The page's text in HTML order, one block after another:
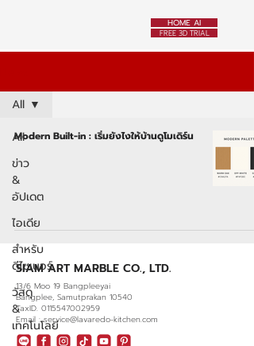
HOME AI
FREE 3D TRIAL
All
ข่าว
&
อัปเดต
ไอเดีย
สำหรับ
ดีไซเนอร์
วัสดุ
&
เทคโนโลยี
All
Modern Built-in : เริ่มยังไงให้บ้านดูโมเดิร์น
SIAM ART MARBLE CO., LTD.
13/6 Moo 19 Bangpleeyai
Bangplee, Samutprakan 10540
TaxID. 0115547002959
Email : service@lavaredo-kitchen.com